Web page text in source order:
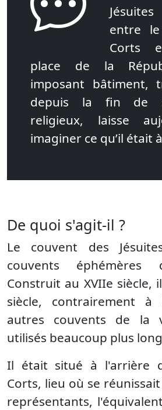
entre
Corts
place de la
imposant bâtiment,
depuis la fin de
religieux, laisse
imaginer ce qu’il était
De quoi s'agit-il ?
Le couvent des
couvents éphémères
Construit au XVIIe siècle,
siècle, contrairement
autres couvents de la
utilisés beaucoup plus
Il était situé à l'arrière
Corts, lieu où se
représentants,